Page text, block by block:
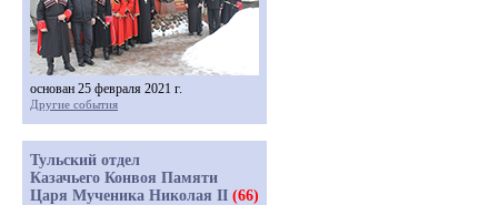
основан 25 февраля 2021 г.
Другие события
Тульский отдел
Казачьего Конвоя Памяти
Царя Мученика Николая II (66)